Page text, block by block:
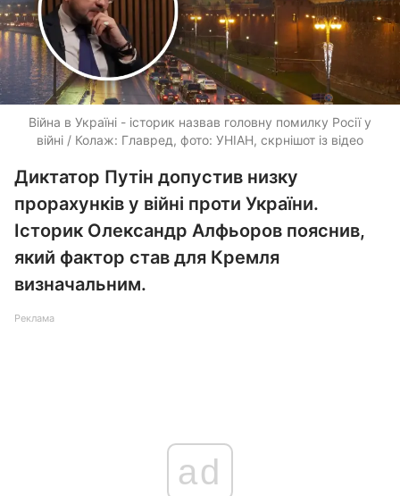
Війна в Україні - історик назвав головну помилку Росії у
війні / Колаж: Главред, фото: УНІАН, скрнішот із відео
Диктатор Путін допустив низку
прорахунків у війні проти України.
Історик Олександр Алфьоров пояснив,
який фактор став для Кремля
визначальним.
Реклама
ad